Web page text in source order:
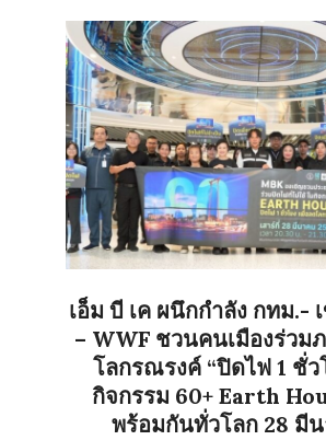
เอ็ม บี เค ผนึกกำลัง กทม.-
– WWF ชวนคนเมืองร่วม
โลกรณรงค์ “ปิดไฟ 1 ชั่ว
กิจกรรม 60+ Earth
พร้อมกันทั่วโลก 28 มี